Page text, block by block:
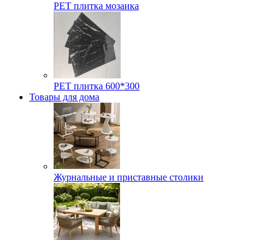
РЕТ плитка мозаика
РЕТ плитка 600*300
Товары для дома
Журнальные и приставные столики